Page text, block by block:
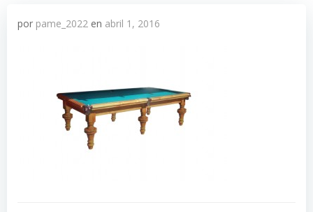
por pame_2022 en abril 1, 2016